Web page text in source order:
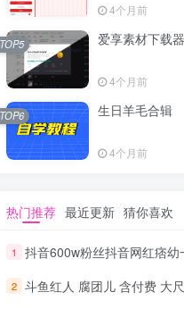
4个月前
爱享素材下载器
4个月前
TOP5
生日羊毛合辑
4个月前
TOP6
热门推荐 最近更新 猜你喜欢
1 抖音600w粉丝抖音网红痞幼一手资料
2 斗鱼红人 腐团儿 含付费 大